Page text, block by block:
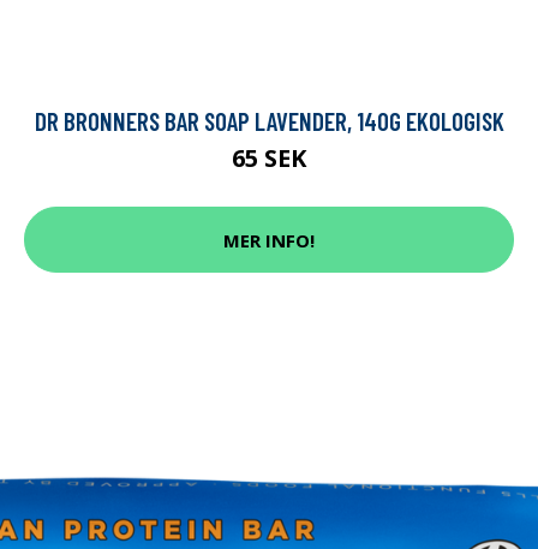
DR BRONNERS BAR SOAP LAVENDER, 140G EKOLOGISK
65 SEK
MER INFO!